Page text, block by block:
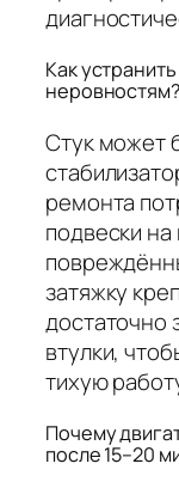
Как
неровностям?
Стук может
ремонта
подвески
затяжку
достаточно
втулки,
тихую
Почему
после 15–20